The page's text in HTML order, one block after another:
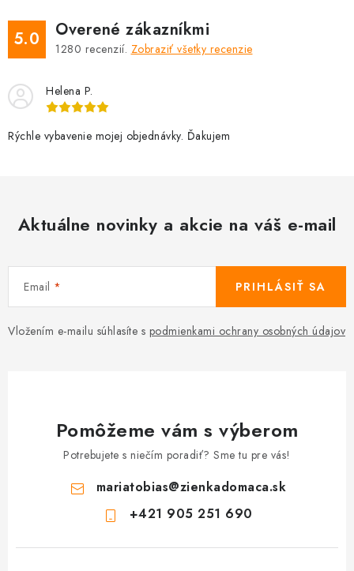
5.0 Overené zákazníkmi
1280 recenzií. Zobraziť všetky recenzie
Helena P.
Rýchle vybavenie mojej objednávky. Ďakujem
Aktuálne novinky a akcie na váš e-mail
Email
Vložením e-mailu súhlasíte s podmienkami ochrany osobných údajov
PRIHLÁSIŤ SA
Pomôžeme vám s výberom
Potrebujete s niečím poradiť? Sme tu pre vás!
mariatobias@zienkadomaca.sk
+421 905 251 690